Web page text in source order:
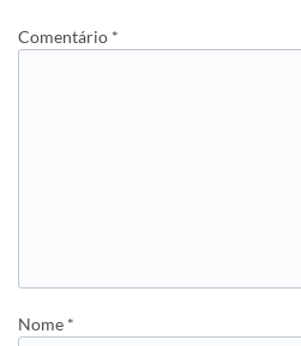
Comentário *
Nome *